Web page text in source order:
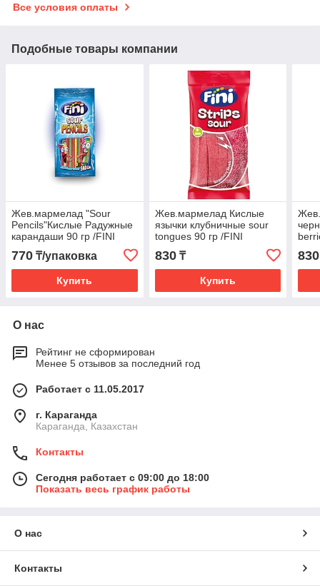
Все условия оплаты
Подобные товары компании
Жев.мармелад "Sour
Pencils"Кислые Радужные
карандаши 90 гр /FINI
Испания/ (12шт-упак)
770 ₸/упаковка
Купить
Жев.мармелад Кислые
язычки клубничные sour
tongues 90 гр /FINI
Испания/ (12шт - упак)
830₸
Купить
830
О нас
Рейтинг не сформирован
Менее 5 отзывов за последний год
Работает с 11.05.2017
г. Караганда
Караганда, Казахстан
Контакты
Сегодня работает с 09:00 до 18:00
Показать весь график работы
О нас
Контакты